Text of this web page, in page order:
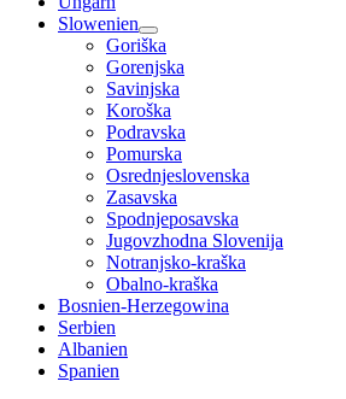
Slowenien
Goriška
Gorenjska
Savinjska
Koroška
Podravska
Pomurska
Osrednjeslovenska
Zasavska
Spodnjeposavska
Jugovzhodna Slovenija
Notranjsko-kraška
Obalno-kraška
Bosnien-Herzegowina
Serbien
Albanien
Spanien